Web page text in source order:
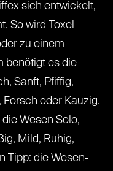
sich entwickelt,
So wird Toxel
zu einem
benötigt es die
Sanft, Pfiffig,
Forsch oder Kauzig.
Wesen Solo,
Mild, Ruhig,
Tipp: die Wesen-